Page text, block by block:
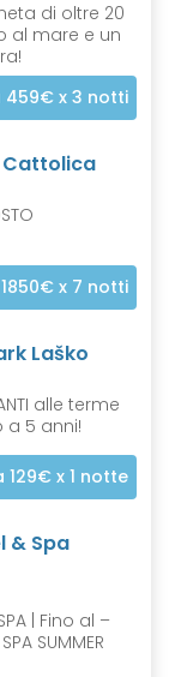
di oltre 20
al mare e un
459€ x 3 notti
Cattolica
x 7 notti
Laško
alle terme
a 5 anni!
129€x 1 notte
& Spa
| Fino al –
SUMMER